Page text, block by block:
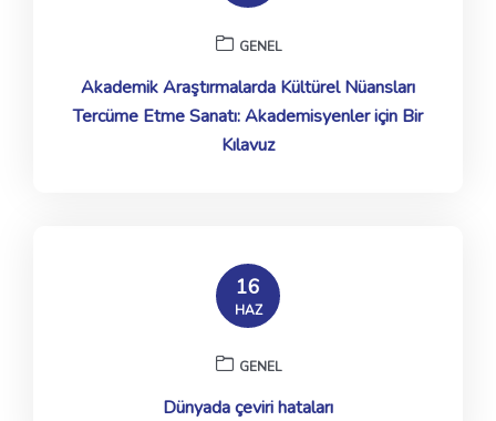
GENEL
Akademik Araştırmalarda Kültürel Nüansları
Tercüme Etme Sanatı: Akademisyenler için Bir
Kılavuz
16
HAZ
GENEL
Dünyada çeviri hataları